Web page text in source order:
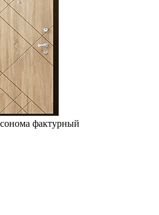
фактурный